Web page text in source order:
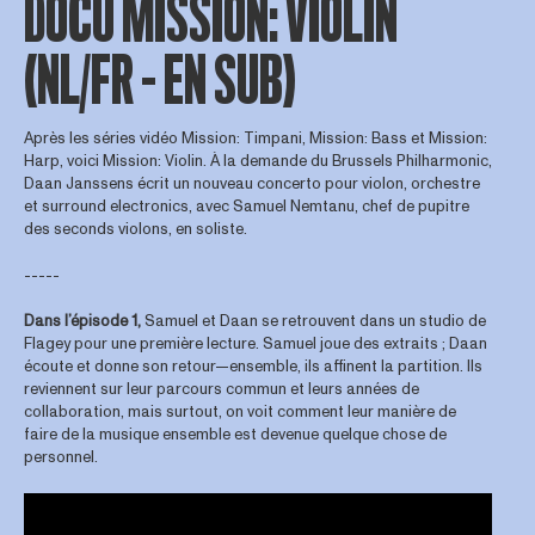
DOCU MISSION: VIOLIN
(NL/FR – EN SUB)
Après les séries vidéo Mission: Timpani, Mission: Bass et Mission:
Harp, voici Mission: Violin. À la demande du Brussels Philharmonic,
Daan Janssens écrit un nouveau concerto pour violon, orchestre
et surround electronics, avec Samuel Nemtanu, chef de pupitre
des seconds violons, en soliste.
-----
Dans l’épisode 1,Samuel et Daan se retrouvent dans un studio de
Flagey pour une première lecture. Samuel joue des extraits ; Daan
écoute et donne son retour—ensemble, ils affinent la partition. Ils
reviennent sur leur parcours commun et leurs années de
collaboration, mais surtout, on voit comment leur manière de
faire de la musique ensemble est devenue quelque chose de
personnel.